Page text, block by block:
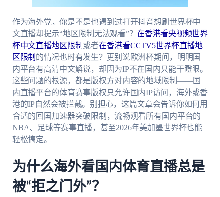
作为海外党，你是不是也遇到过打开抖音想刷世界杯中
文直播却提示“地区限制无法观看”？ 在香港看央视频世界
杯中文直播地区限制 或者在香港看CCTV5世界杯直播地
区限制 的情况也时有发生？更别说欧洲杯期间，明明国
内平台有高清中文解说，却因为IP不在国内只能干瞪眼。
这些问题的根源，都是版权方对内容的地域限制——国
内直播平台的体育赛事版权只允许国内IP访问，海外或香
港的IP自然会被拦截。别担心，这篇文章会告诉你如何用
合适的回国加速器突破限制，流畅观看所有国内平台的
NBA、足球等赛事直播，甚至2026年美加墨世界杯也能
轻松搞定。
为什么海外看国内体育直播总是
被“拒之门外”？